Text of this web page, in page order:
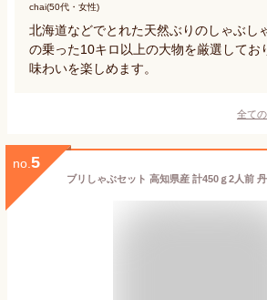
chai(50代・女性)
北海道などでとれた天然ぶりのしゃぶし
の乗った10キロ以上の大物を厳選してお
味わいを楽しめます。
全て
no. 5